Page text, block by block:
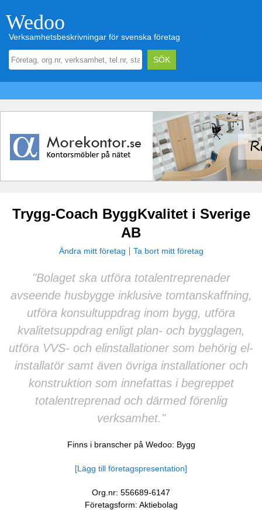
Wedoo
Verksamhetsbeskrivningar för svenska företag
Trygg-Coach ByggKvalitet i Sverige
AB
Ändra mitt företag Ta bort mitt företag
"Bolaget ska utföra totalentreprenader
avseende husbygge inklusive tomtanskaffning,
utföra konsultuppdrag inom bygg, utföra
kvalitetsuppdrag enligt plan- och bygglagen,
utföra VVS- och elinstallationer som behörig el-
installatör samt även övriga installationer och
konstruktion som innefattas i begreppet
totalentreprenad och därmed förenlig
verksamhet."
Finns i branscher på Wedoo: Bygg
[Lägg till företagspresentation]
Org.nr: 556689-6147
Företagsform: Aktiebolag